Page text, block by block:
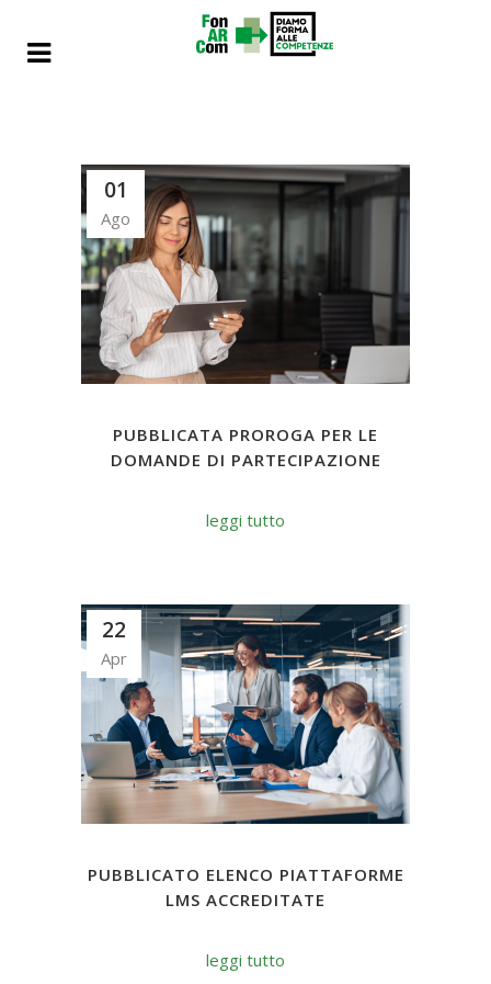
01
Ago
PUBBLICATA PROROGA PER LE
DOMANDE DI PARTECIPAZIONE
leggi tutto
22
Apr
PUBBLICATO ELENCO PIATTAFORME
LMS ACCREDITATE
leggi tutto